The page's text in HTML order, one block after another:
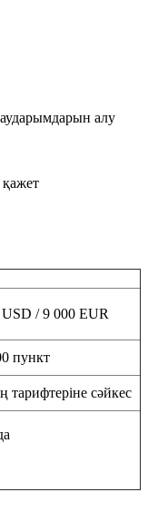
алу
/ 9 000 EUR
пункт
тарифтеріне сәйкес